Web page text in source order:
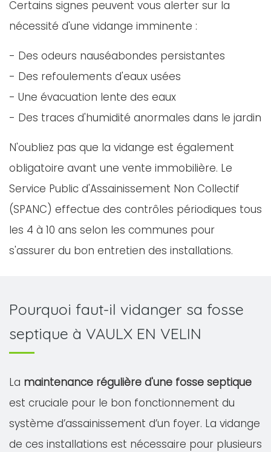
Certains signes peuvent vous alerter sur la
nécessité d'une vidange imminente :
- Des odeurs nauséabondes persistantes
- Des refoulements d'eaux usées
- Une évacuation lente des eaux
- Des traces d'humidité anormales dans le jardin
N'oubliez pas que la vidange est également
obligatoire avant une vente immobilière. Le
Service Public d'Assainissement Non Collectif
(SPANC) effectue des contrôles périodiques tous
les 4 à 10 ans selon les communes pour
s'assurer du bon entretien des installations.
Pourquoi faut-il vidanger sa fosse
septique à VAULX EN VELIN
La maintenance régulière d'une fosse septique
est cruciale pour le bon fonctionnement du
système d’assainissement d’un foyer. La vidange
de ces installations est nécessaire pour plusieurs